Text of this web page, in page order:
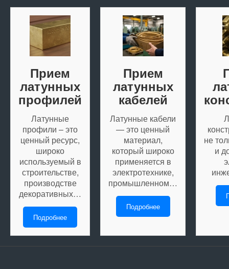
Прием
латунных
профилей
Латунные
профили – это
ценный ресурс,
широко
используемый в
строительстве,
производстве
декоративных…
Подробнее
Прием
латунных
кабелей
Латунные кабели
— это ценный
материал,
который широко
применяется в
электротехнике,
промышленном…
Подробнее
не
и